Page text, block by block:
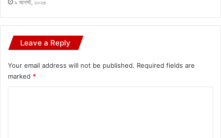
৯ আগস্ট, ২০২৬
Leave a Reply
Your email address will not be published. Required fields are
marked *